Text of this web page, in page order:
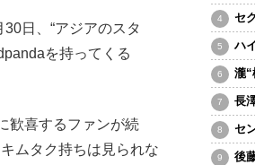
日、“アジアのスタ
を持ってくる
歓喜するファンが続
ムタク持ちは見られな
セ
ハ
瀧“
長
セ
後